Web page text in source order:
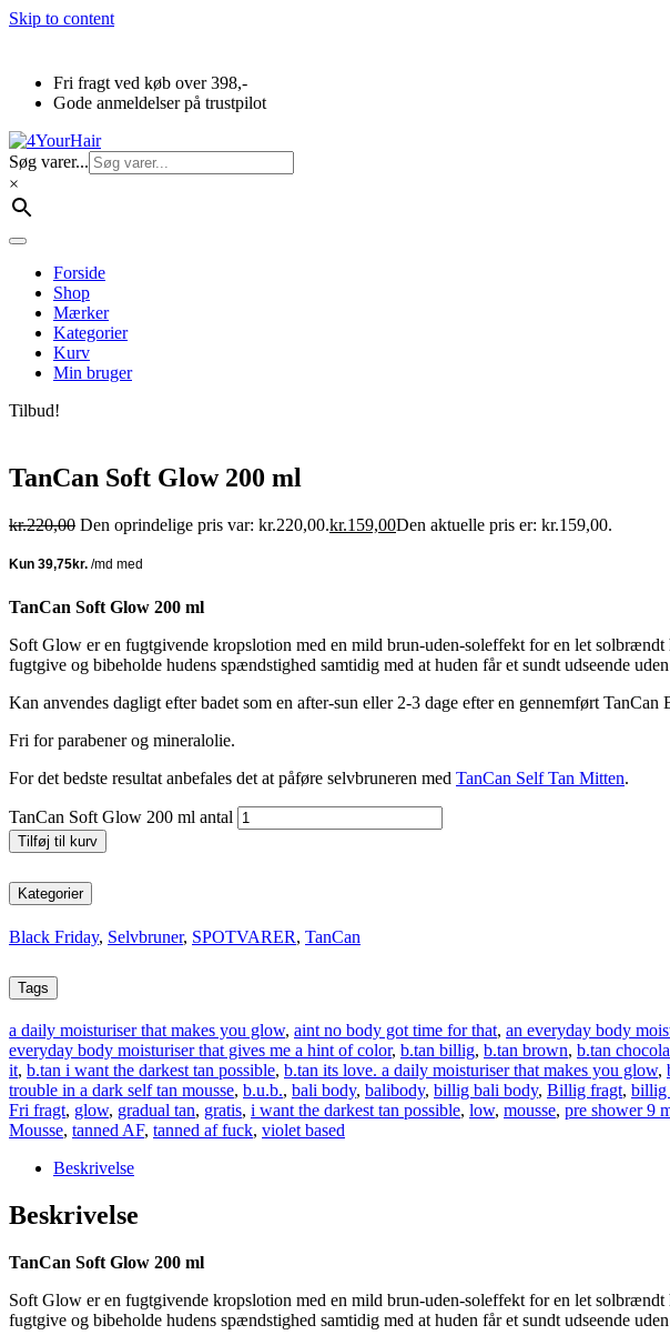
Skip to content
Fri fragt ved køb over 398,-
Gode anmeldelser på trustpilot
Søg varer...
×
Forside
Shop
Mærker
Kategorier
Kurv
Min bruger
Tilbud!
TanCan Soft Glow 200 ml
kr.220,00 Den oprindelige pris var: kr.220,00.kr.159,00Den aktuelle pris er: kr.159,00.
TanCan Soft Glow 200 ml
Soft Glow er en fugtgivende kropslotion med en mild brun-uden-soleffekt for en let
fugtgive og bibeholde hudens spændstighed samtidig med at huden får et sundt udseende
Kan anvendes dagligt efter badet som en after-sun eller 2-3 dage efter en gennemført
Fri for parabener og mineralolie.
For det bedste resultat anbefales det at påføre selvbruneren med TanCan Self Tan Mitten.
TanCan Soft Glow 200 ml antal
Tilføj til kurv
Kategorier
Black Friday, Selvbruner, SPOTVARER, TanCan
Tags
a daily moisturiser that makes you glow, aint no body got time for that, an everyday body
everyday body moisturiser that gives me a hint of color, b.tan billig, b.tan brown, b.tan
it, b.tan i want the darkest tan possible, b.tan its love. a daily moisturiser that makes you glow,
trouble in a dark self tan mousse, b.u.b., bali body, balibody, billig bali body, Billig fragt, billig
Fri fragt, glow, gradual tan, gratis, i want the darkest tan possible, low, mousse, pre shower 9
Mousse, tanned AF, tanned af fuck, violet based
Beskrivelse
Beskrivelse
TanCan Soft Glow 200 ml
Soft Glow er en fugtgivende kropslotion med en mild brun-uden-soleffekt for en let
fugtgive og bibeholde hudens spændstighed samtidig med at huden får et sundt udseende